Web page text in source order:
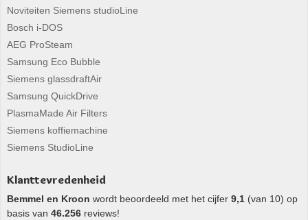
Noviteiten Siemens studioLine
Bosch i-DOS
AEG ProSteam
Samsung Eco Bubble
Siemens glassdraftAir
Samsung QuickDrive
PlasmaMade Air Filters
Siemens koffiemachine
Siemens StudioLine
Klanttevredenheid
Bemmel en Kroon wordt beoordeeld met het cijfer 9,1 (van 10) op
basis van 46.256 reviews!